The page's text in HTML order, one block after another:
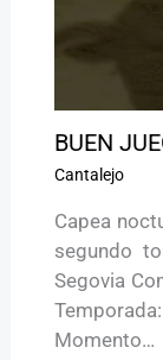
BUEN
Cantalejo
Capea
segundo
Segovia
Momento…